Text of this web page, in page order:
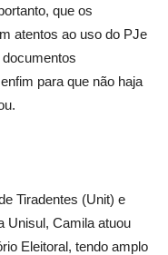
que os
atentos ao uso do PJe
para que não haja
Tiradentes (Unit) e
Unisul, Camila atuou
Eleitoral, tendo amplo